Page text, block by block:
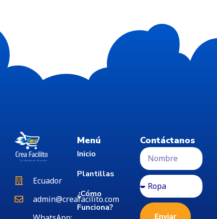
Ecuador
admin@creafacilito.com
Menú
Inicio
Plantillas
¿Cómo
Funciona?
Contáctanos
Enviar